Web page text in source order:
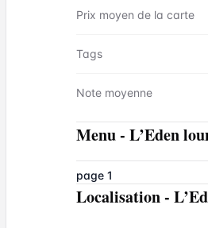
Prix moyen de la carte
Tags
Note moyenne
Menu- L’Eden
page 1
Localisation-